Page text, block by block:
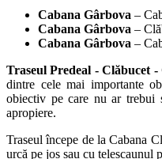
Cabana Gârbova –
Cabana Gârbova –
Cabana Gârbova –
Traseul Predeal - Clăbucet
dintre cele mai importante
obiectiv pe care nu ar trebui
apropiere.
Traseul începe de la Cabana
urcă pe jos sau cu telescaunul